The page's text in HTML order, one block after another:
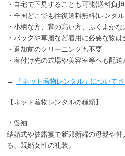
・ 自宅で下見することも可能(送料負
・全国どこでも往復送料無料(レンタ
・小柄な方、背の高い方、ふくよか
・バッグや草履など着用に必要な物は
・返却前のクリーニングも不要
・着付け先の式場や美容室等へも配送
→ 「ネット着物レンタル」について
【ネット着物レンタルの種類】
・留袖
結婚式や披露宴で新郎新婦の母親や
る、既婚女性の礼装。